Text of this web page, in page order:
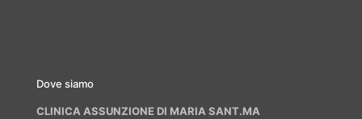
Dove siamo
CLINICA ASSUNZIONE DI MARIA SANT.MA